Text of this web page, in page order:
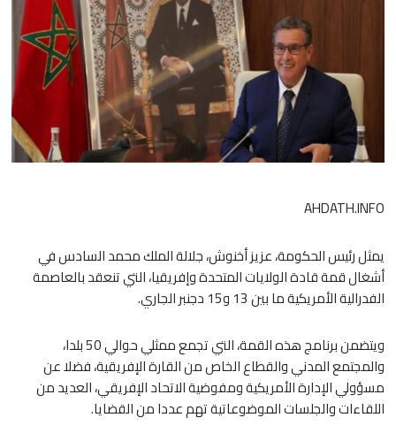
AHDATH.INFO
يمثل رئيس الحكومة، عزيز أخنوش، جلالة الملك محمد السادس في
أشغال قمة قادة الولايات المتحدة وإفريقيا، التي تنعقد بالعاصمة
الفدرالية الأمريكية ما بين 13 و15 دجنبر الجاري.
ويتضمن برنامج هذه القمة، التي تجمع ممثلي حوالي 50 بلدا،
والمجتمع المدني والقطاع الخاص من القارة الإفريقية، فضلا عن
مسؤولي الإدارة الأمريكية ومفوضية الاتحاد الإفريقي، العديد من
اللقاءات والجلسات الموضوعاتية تهم عددا من القضايا.